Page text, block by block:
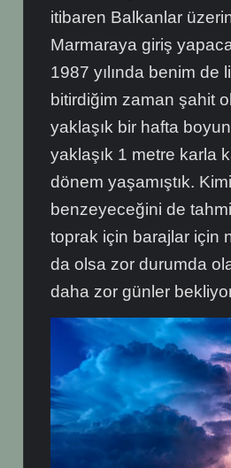
itibaren Balkanlar
Marmaraya giriş
1987 yılında benim de
bitirdiğim zaman şahit
yaklaşık bir hafta
yaklaşık 1 metre karla
dönem yaşamıştık.
benzeyeceğini de
toprak için barajlar için
da olsa zor durumda
daha zor günler